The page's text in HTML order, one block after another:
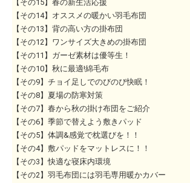
【その15】春の新生活応援
【その14】オススメの暖かい羽毛布団
【その13】背の高い方の掛布団
【その12】ワンサイズ大きめの掛布団
【その11】ガーゼ素材は優等生！
【その10】秋に最適!綿毛布
【その9】チョイ足しでのびのび快眠！
【その8】夏場の防寒対策
【その7】春から秋の掛け布団をご紹介
【その6】季節で替えよう敷きパッド
【その5】体調&感覚で枕選びを！！
【その4】敷パッドをマットレスに！！
【その3】快適な寝床内環境
【その2】羽毛布団には羽毛専用暖かカバー